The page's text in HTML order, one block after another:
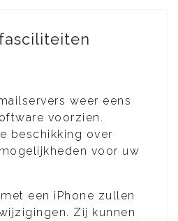
weer eens
voorzien.
beschikking over
voor uw
een iPhone zullen
Zij kunnen